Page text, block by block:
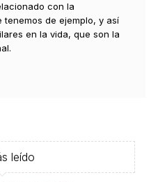
con la
de ejemplo, y así
en la vida, que son la
leído